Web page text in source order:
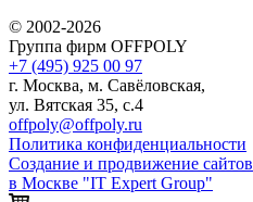
© 2002-2026
Группа фирм OFFPOLY
+7 (495) 925 00 97
г. Москва, м. Савёловская,
ул. Вятская 35, с.4
offpoly@offpoly.ru
Политика конфиденциальности
Создание и продвижение сайтов
в Москве "IT Expert Group"